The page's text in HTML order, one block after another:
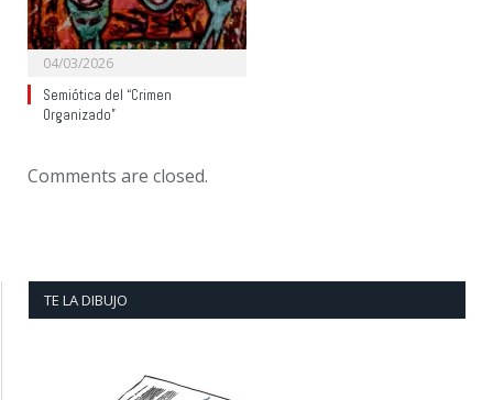
04/03/2026
Semiótica del “Crimen
Organizado”
Comments are closed.
TE LA DIBUJO